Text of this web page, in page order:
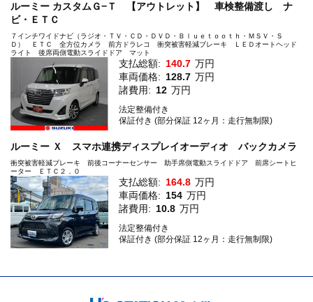
ルーミー カスタムＧ−Ｔ 【アウトレット】 車検整備渡し ナ
ビ・ＥＴＣ
７インチワイドナビ（ラジオ・ＴＶ・ＣＤ・ＤＶＤ・Ｂｌｕｅｔｏｏｔｈ・ＭＳＶ・Ｓ
Ｄ） ＥＴＣ 全方位カメラ 前方ドラレコ 衝突被害軽減ブレーキ ＬＥＤオートヘッド
ライト 後席両側電動スライドドア マット
支払総額: 140.7 万円
車両価格: 128.7 万円
諸費用: 12 万円
法定整備付き
保証付き (部分保証 12ヶ月：走行無制限)
ルーミー Ｘ スマホ連携ディスプレイオーディオ バックカメラ
衝突被害軽減ブレーキ 前後コーナーセンサー 助手席側電動スライドドア 前席シートヒ
ーター ＥＴＣ２．０
支払総額: 164.8 万円
車両価格: 154 万円
諸費用: 10.8 万円
法定整備付き
保証付き (部分保証 12ヶ月：走行無制限)